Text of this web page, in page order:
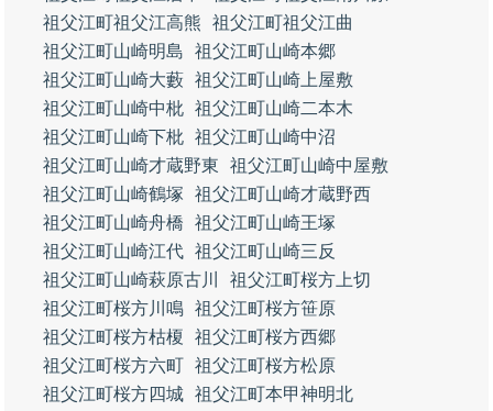
祖父江町祖父江高熊
祖父江町祖父江曲
祖父江町山崎明島
祖父江町山崎本郷
祖父江町山崎大藪 祖父江町山崎上屋敷
祖父江町山崎中枇 祖父江町山崎二本木
祖父江町山崎下枇 祖父江町山崎中沼
祖父江町山崎才蔵野東
祖父江町山崎中屋敷
祖父江町山崎鶴塚
祖父江町山崎才蔵野西
祖父江町山崎舟橋
祖父江町山崎王塚
祖父江町山崎江代 祖父江町山崎三反
祖父江町山崎萩原古川
祖父江町桜方上切
祖父江町桜方川鳴 祖父江町桜方笹原
祖父江町桜方枯榎
祖父江町桜方西郷
祖父江町桜方六町 祖父江町桜方松原
祖父江町桜方四城 祖父江町本甲神明北